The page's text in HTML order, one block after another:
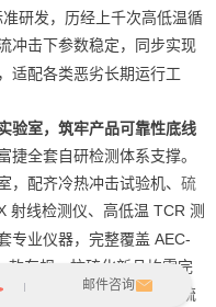
研发，历经上千次高低温循
冲击下参数稳定，同步实现
适配各类恶劣长期运行工
验室，筑牢产品可靠性底线
捷全套自研检测体系支撑。
，配齐冷热冲击试验机、硫
射线检测仪、高低温 TCR 测
专业仪器，完整覆盖 AEC-
款车规、抗硫化新品均需完
次温变循环、长期湿热、硫
邮件咨询